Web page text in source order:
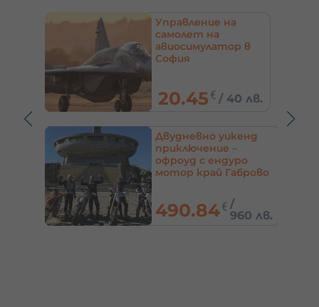
Управление на
самолет на
авиосимулатор в
София
20.45 € /40 лв.
Двудневно уикенд
приключение –
офроуд с ендуро
мотор край Габрово
490.84€ /
960 лв.